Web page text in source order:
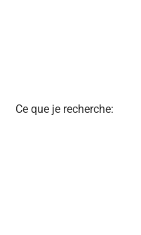
Ce que je recherche: